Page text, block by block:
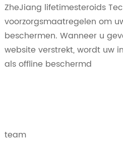
ZheJiang lifetimesteroids
voorzorgsmaatregelen om
beschermen. Wanneer u
website verstrekt, wordt uw
als offline beschermd
team